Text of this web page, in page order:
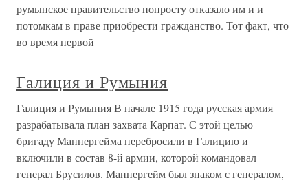
румынское правительство попросту отказало им и и
потомкам в праве приобрести гражданство. Тот факт, что
во время первой
Галиция и Румыния
Галиция и Румыния В начале 1915 года русская армия
разрабатывала план захвата Карпат. С этой целью
бригаду Маннергейма перебросили в Галицию и
включили в состав 8-й армии, которой командовал
генерал Брусилов. Маннергейм был знаком с генералом,